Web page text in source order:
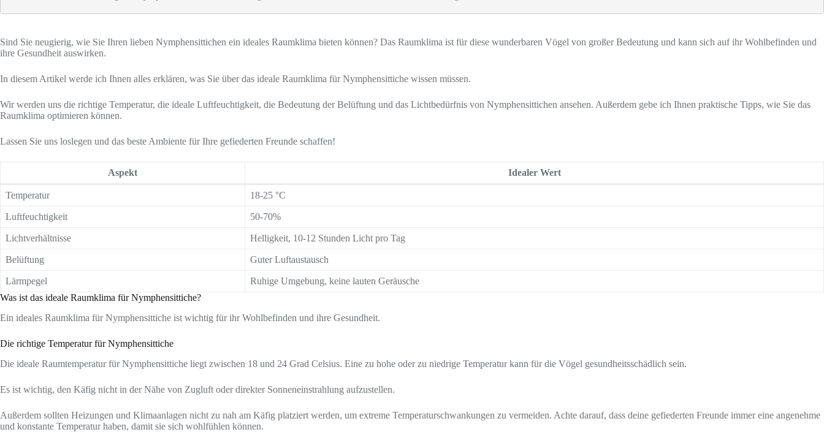
Sind Sie neugierig, wie Sie Ihren lieben Nymphensittichen ein ideales Raumklima bieten können? Das Raumklima ist für diese wunderbaren Vögel von großer Bedeutung und kann sich auf ihr Wohlbefinden und
ihre Gesundheit auswirken.
In diesem Artikel werde ich Ihnen alles erklären, was Sie über das ideale Raumklima für Nymphensittiche wissen müssen.
Wir werden uns die richtige Temperatur, die ideale Luftfeuchtigkeit, die Bedeutung der Belüftung und das Lichtbedürfnis von Nymphensittichen ansehen. Außerdem gebe ich Ihnen praktische Tipps, wie Sie das
Raumklima optimieren können.
Lassen Sie uns loslegen und das beste Ambiente für Ihre gefiederten Freunde schaffen!
Aspekt Idealer Wert
Temperatur 18-25 °C
Luftfeuchtigkeit 50-70%
Lichtverhältnisse Helligkeit, 10-12 Stunden Licht pro Tag
Belüftung Guter Luftaustausch
Lärmpegel
Ruhige Umgebung, keine lauten Geräusche
Was ist das ideale Raumklima für Nymphensittiche?
Ein ideales Raumklima für Nymphensittiche ist wichtig für ihr Wohlbefinden und ihre Gesundheit.
Die richtige Temperatur für Nymphensittiche
Die ideale Raumtemperatur für Nymphensittiche liegt zwischen 18 und 24 Grad Celsius. Eine zu hohe oder zu niedrige Temperatur kann für die Vögel gesundheitsschädlich sein.
Es ist wichtig, den Käfig nicht in der Nähe von Zugluft oder direkter Sonneneinstrahlung aufzustellen.
Außerdem sollten Heizungen und Klimaanlagen nicht zu nah am Käfig platziert werden, um extreme Temperaturschwankungen zu vermeiden. Achte darauf, dass deine gefiederten Freunde immer eine angenehme
und konstante Temperatur haben, damit sie sich wohlfühlen können.